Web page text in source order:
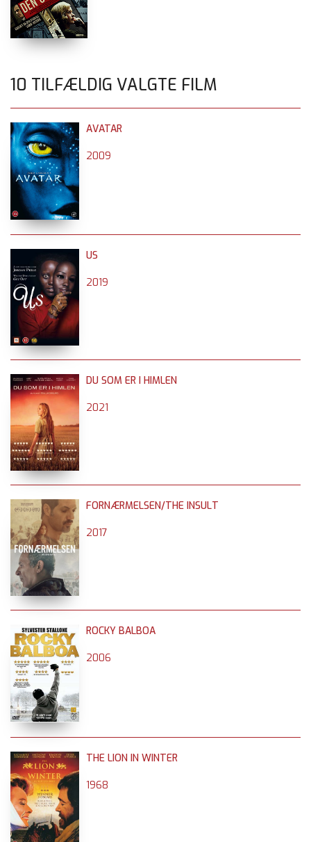
10 TILFÆLDIG VALGTE FILM
AVATAR
2009
US
2019
DU SOM ER I HIMLEN
2021
FORNÆRMELSEN/THE INSULT
2017
ROCKY BALBOA
2006
THE LION IN WINTER
1968